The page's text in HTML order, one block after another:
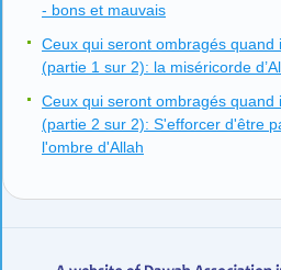
- bons et mauvais
Ceux qui seront ombragés quand
(partie 1 sur 2): la miséricorde
Ceux qui seront ombragés quand
(partie 2 sur 2): S'efforcer d'être
l'ombre d'Allah